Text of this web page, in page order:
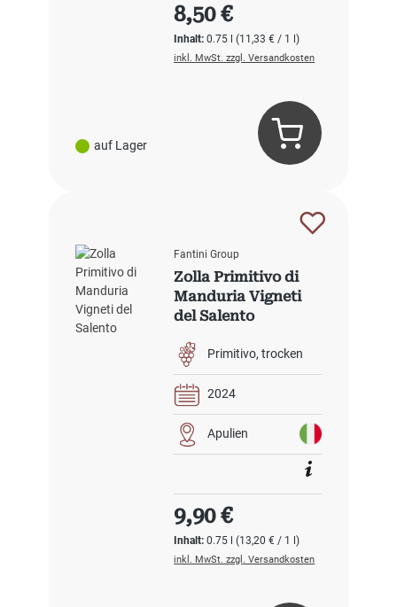
auf Lager
Inhalt:0.75 l(11,33 € / 1 l)
Regulärer Preis:
8,50 €
inkl. MwSt. zzgl. Versandkosten
Fantini Group
Zolla Primitivo di
Manduria Vigneti
del Salento
Primitivo trocken
2024
Apulien
Inhalt:0.75 l(13,20 € / 1 l)
Regulärer Preis:
9,90 €
inkl. MwSt. zzgl. Versandkosten